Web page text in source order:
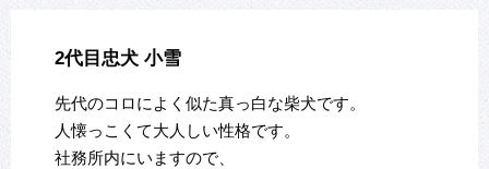
2代目忠犬 小雪
先代のコロによく似た真っ白な柴犬です。
人懐っこくて大人しい性格です。
社務所内にいますので、